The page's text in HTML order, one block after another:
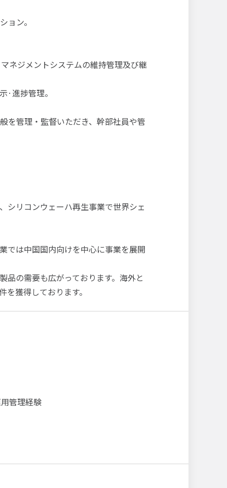
ョン。
ネジメントシステムの維持管理及び継
·進捗管理。
を管理・監督いただき、幹部社員や管
シリコンウェーハ再生事業で世界シェ
では中国国内向けを中心に事業を展開
品の需要も広がっております。海外と
獲得しております。
管理経験